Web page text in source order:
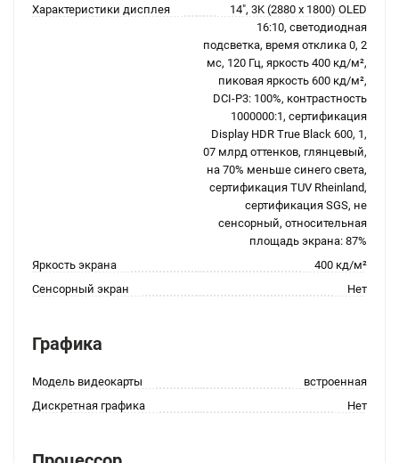
Характеристики дисплея
14", 3K (2880 x 1800) OLED
16:10, светодиодная
подсветка, время отклика 0, 2
мс, 120 Гц, яркость 400 кд/м²,
пиковая яркость 600 кд/м²,
DCI-P3: 100%, контрастность
1000000:1, сертификация
Display HDR True Black 600, 1,
07 млрд оттенков, глянцевый,
на 70% меньше синего света,
сертификация TUV Rheinland,
сертификация SGS, не
сенсорный, относительная
площадь экрана: 87%
Яркость экрана
400 кд/м²
Сенсорный экран
Нет
Графика
Модель видеокарты
встроенная
Дискретная графика
Нет